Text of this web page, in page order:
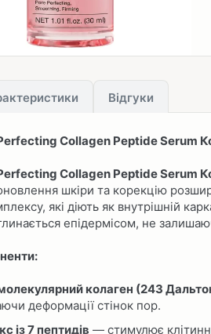
Відгуки
Collagen Peptide Serum
Collagen Peptide Serum
шкіри та корекцію
які діють як внутрішній
епідермісом, не
колаген (243
деформації стінок пор.
із 7 пептидів — стимулює